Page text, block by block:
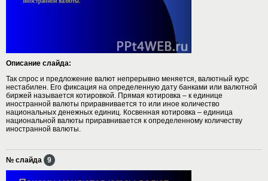
Описание слайда:
Так спрос и предложение валют непрерывно меняется, валютный курс
нестабилен. Его фиксация на определенную дату банками или валютной
биржей называется котировкой. Прямая котировка – к единице
иностранной валюты приравнивается то или иное количество
национальных денежных единиц. Косвенная котировка – единица
национальной валюты приравнивается к определенному количеству
иностранной валюты.
№ слайда 9